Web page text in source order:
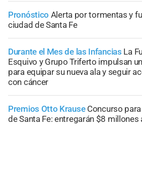
Pronóstico Alerta por tormentas y
ciudad de Santa Fe
Durante el Mes de las Infancias La
Esquivo y Grupo Triferto impulsan
para equipar su nueva ala y seguir
con cáncer
Premios Otto Krause Concurso
de Santa Fe: entregarán $8